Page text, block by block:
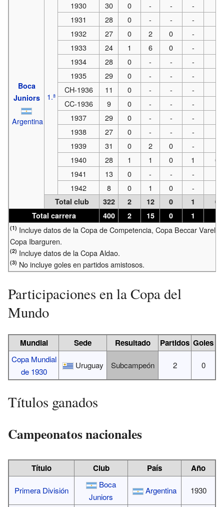
Boca
Juniors
Argentina
1.ª
1930 30 0 - - -
1931
28 0 - - -
1932
27 0 2 0 -
1933
24 1 6 0 -
1934
28 0 - - -
1935
29 0 - - -
CH-1936
11 0 - - -
CC-1936
9 0 - - -
1937
29 0 - - -
1938
27 0 - - -
1939
31 0 2 0 -
1940
28 1 1 0 1
0
1941
13 0 - - -
1942
8 0 1 0 -
Total club 322 2 12 0 1
0
Total carrera
400 2 15 0 1
(1) Incluye datos de la Copa de Competencia, Copa Beccar
Copa Ibarguren.
(2) Incluye datos de la Copa Aldao.
(3) No incluye goles en partidos amistosos.
Participaciones en la Copa del
Mundo
Mundial Sede Resultado Partidos Goles
Copa Mundial
de 1930
Uruguay Subcampeón 2 0
Títulos ganados
Campeonatos nacionales
Título Club País Año
Primera División
Boca
Juniors
Argentina 1930